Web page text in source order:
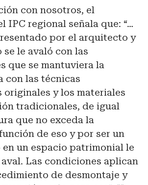
con nosotros, el
IPC regional señala que: “…
por el arquitecto y
le avaló con las
que se mantuviera la
con las técnicas
y los materiales
tradicionales, de igual
que no exceda la
de eso y por ser un
en un espacio patrimonial le
Las condiciones aplican
de desmontaje y